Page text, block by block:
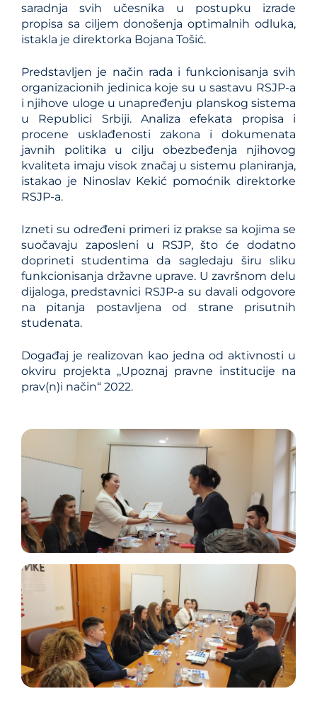
saradnja svih učesnika u postupku izrade
propisa sa cilјem donošenja optimalnih odluka,
istakla je direktorka Bojana Tošić.
Predstavlјen je način rada i funkcionisanja svih
organizacionih jedinica koje su u sastavu RSJP-a
i njihove uloge u unapređenju planskog sistema
u Republici Srbiji. Analiza efekata propisa i
procene usklađenosti zakona i dokumenata
javnih politika u cilјu obezbeđenja njihovog
kvaliteta imaju visok značaj u sistemu planiranja,
istakao je Ninoslav Kekić pomoćnik direktorke
RSJP-a.
Izneti su određeni primeri iz prakse sa kojima se
suočavaju zaposleni u RSJP, što će dodatno
doprineti studentima da sagledaju širu sliku
funkcionisanja državne uprave. U završnom delu
dijaloga, predstavnici RSJP-a su davali odgovore
na pitanja postavlјena od strane prisutnih
studenata.
Događaj je realizovan kao jedna od aktivnosti u
okviru projekta ,,Upoznaj pravne institucije na
prav(n)i način“ 2022.